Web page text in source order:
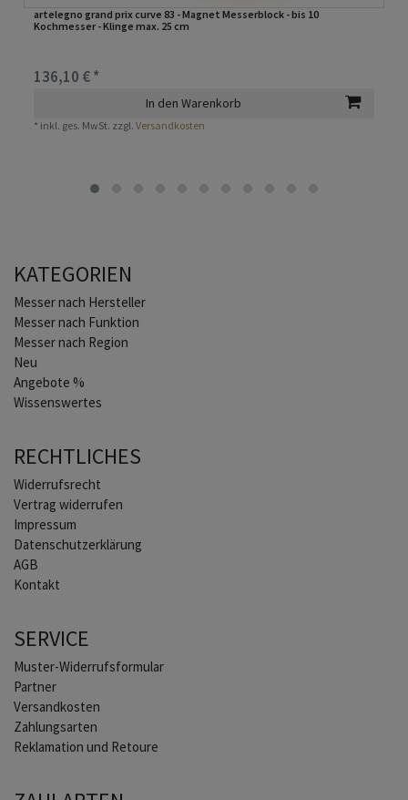
artelegno grand prix curve 83 - Magnet Messerblock - bis 10
Kochmesser - Klinge max. 25 cm
136,10 € *
In den Warenkorb
* inkl. ges. MwSt. zzgl.Versandkosten
KATEGORIEN
Home
Messer nach Hersteller
Messer nach Funktion
Messer nach Region
Neu
Angebote %
Wissenswertes
RECHTLICHES
Widerrufs­recht
Vertrag widerrufen
Impressum
Daten­schutz­erklärung
AGB
Kontakt
SERVICE
Muster-Widerrufsformular
Partner
Versandkosten
Zahlungsarten
Reklamation und Retoure